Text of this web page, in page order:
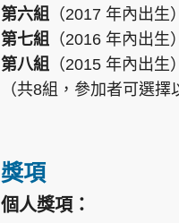
第六組 （2017 年內出生）
第七組 （2016 年內出生）
第八組 （2015 年內出生）
（共8組，參加者可選
獎項
個人獎項：